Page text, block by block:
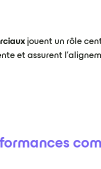
jouent un rôle
et assurent